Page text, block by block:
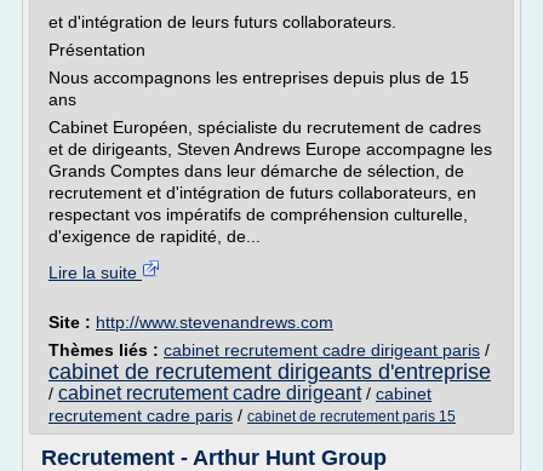
et d'intégration de leurs futurs collaborateurs.
Présentation
Nous accompagnons les entreprises depuis plus de 15
ans
Cabinet Européen, spécialiste du recrutement de cadres
et de dirigeants, Steven Andrews Europe accompagne les
Grands Comptes dans leur démarche de sélection, de
recrutement et d'intégration de futurs collaborateurs, en
respectant vos impératifs de compréhension culturelle,
d'exigence de rapidité, de...
Lire la suite
Site : http://www.stevenandrews.com
Thèmes liés : cabinet recrutement cadre dirigeant paris /
cabinet de recrutement dirigeants d'entreprise
/ cabinet recrutement cadre dirigeant/ cabinet
recrutement cadre paris / cabinet de recrutement paris 15
Recrutement - Arthur Hunt Group